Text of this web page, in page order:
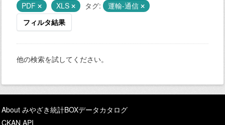
PDF
XLS タグ:
運輸-通信
フィルタ結果
他の検索を試してください。
About みやざき統計BOXデータカタログ
CKAN API